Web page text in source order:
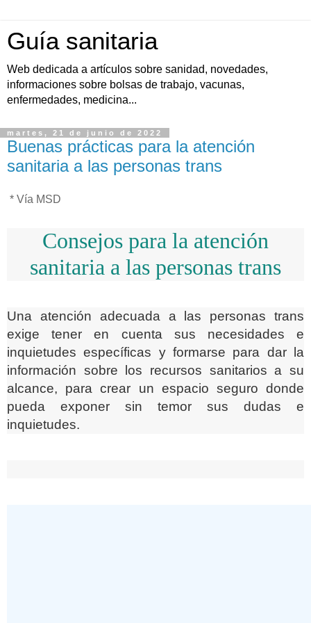
Guía sanitaria
Web dedicada a artículos sobre sanidad, novedades,
informaciones sobre bolsas de trabajo, vacunas,
enfermedades, medicina...
martes, 21 de junio de 2022
Buenas prácticas para la atención
sanitaria a las personas trans
* Vía MSD
Consejos para la atención
sanitaria a las personas trans
Una atención adecuada a las personas trans
exige tener en cuenta sus necesidades e
inquietudes específicas y formarse para dar la
información sobre los recursos sanitarios a su
alcance, para crear un espacio seguro donde
pueda exponer sin temor sus dudas e
inquietudes.